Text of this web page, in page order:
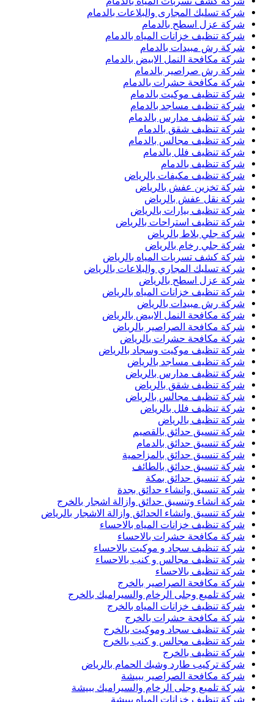
شركة تسليك المجارى والبلاعات بالدمام
شركة عزل اسطح بالدمام
شركة تنظيف خزانات المياه بالدمام
شركة رش مبيدات بالدمام
شركة مكافحة النمل الابيض بالدمام
شركة رش صراصير بالدمام
شركة مكافحة حشرات بالدمام
شركة تنظيف موكيت بالدمام
شركة تنظيف مساجد بالدمام
شركة تنظيف مدارس بالدمام
شركة تنظيف شقق بالدمام
شركة تنظيف مجالس بالدمام
شركة تنظيف فلل بالدمام
شركة تنظيف بالدمام
شركة تنظيف مكيفات بالرياض
شركة تخزين عفش بالرياض
شركة نقل عفش بالرياض
شركة تنظيف بيارات بالرياض
شركة تنظيف استراحات بالرياض
شركة جلي بلاط بالرياض
شركة جلي رخام بالرياض
شركة كشف تسربات المياه بالرياض
شركة تسليك المجاري والبلاعات بالرياض
شركة عزل اسطح بالرياض
شركة تنظيف خزانات المياه بالرياض
شركة رش مبيدات بالرياض
شركة مكافحة النمل الابيض بالرياض
شركة مكافحة الصراصير بالرياض
شركة مكافحة حشرات بالرياض
شركة تنظيف موكيت وسجاد بالرياض
شركة تنظيف مساجد بالرياض
شركة تنظيف مدارس بالرياض
شركة تنظيف شقق بالرياض
شركة تنظيف مجالس بالرياض
شركة تنظيف فلل بالرياض
شركة تنظيف بالرياض
شركة تنسيق حدائق بالقصيم
شركة تنسيق حدائق بالدمام
شركة تنسيق حدائق بالمزاحمية
شركة تنسيق حدائق بالطائف
شركة تنسيق حدائق بمكة
شركة تنسيق وانشاء حدائق بجدة
شركة انشاء وتنسيق حدائق وازالة اشجار بالخرج
شركة تنسيق وانشاء الحدائق وازالة الاشجار بالرياض
شركة تنظيف خزانات المياه بالاحساء
شركة مكافحة حشرات بالاحساء
شركة تنظيف سجاد و موكيت بالاحساء
شركة تنظيف مجالس و كنب بالاحساء
شركة تنظيف بالاحساء
شركة مكافحة الصراصير بالخرج
شركة تلميع وجلى الرخام والسيراميك بالخرج
شركة تنظيف خزانات المياه بالخرج
شركة مكافحة حشرات بالخرج
شركة تنظيف سجاد وموكيت بالخرج
شركة تنظيف مجالس و كنب بالخرج
شركة تنظيف بالخرج
شركة تركيب طارد وشبك الحمام بالرياض
شركة مكافحة الصراصير ببيشة
شركة تلميع وجلى الرخام والسيراميك ببيشة
شركة تنظيف خزانات المياه ببيشة